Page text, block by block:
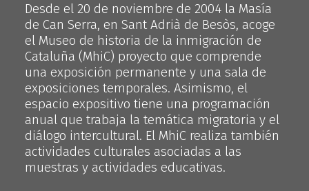
Desde el 20 de noviembre de 2004 la Masía
de Can Serra, en Sant Adrià de Besòs, acoge
el Museo de historia de la inmigración de
Cataluña (MhiC) proyecto que comprende
una exposición permanente y una sala de
exposiciones temporales. Asimismo, el
espacio expositivo tiene una programación
anual que trabaja la temática migratoria y el
diálogo intercultural. El MhiC realiza también
actividades culturales asociadas a las
muestras y actividades educativas.